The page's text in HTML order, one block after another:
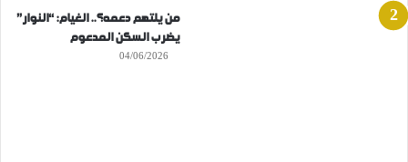
من يلتهم دعمه؟.. الغيام: “النوار”
يضرب السكن المدعوم
04/06/2026